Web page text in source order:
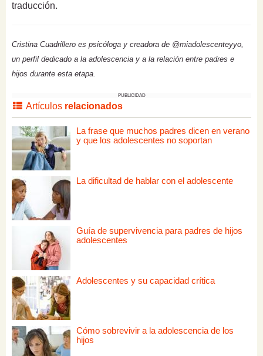
traducción.
Cristina Cuadrillero es psicóloga y creadora de @miadolescenteyyo,
un perfil dedicado a la adolescencia y a la relación entre padres e
hijos durante esta etapa.
PUBLICIDAD
Artículos relacionados
La frase que muchos padres dicen en verano
y que los adolescentes no soportan
La dificultad de hablar con el adolescente
Guía de supervivencia para padres de hijos
adolescentes
Adolescentes y su capacidad crítica
Cómo sobrevivir a la adolescencia de los
hijos